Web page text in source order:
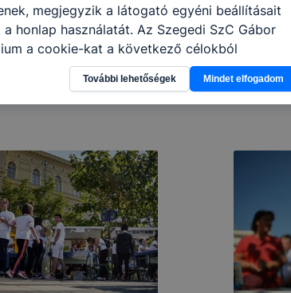
megjegyzik a látogató egyéni beállításait
honlap használatát. Az Szegedi SzC Gábor
a cookie-kat a következő célokból
kapcsolatban, hogyan használja Ön a
a honlap melyik részeit látogatja, vagy
hogyan biztosítsunk Önnek még jobb
a változtatását. A legtöbb
elfogadja a cookie-kat, de ezek
figyelmét, hogy mivel a cookie-k célja
folyamatainak megkönnyítése vagy lehetővé
vagy törlése által
nem lesznek képesek honlapunk funkcióinak
a tervezettől eltérően fog működni
További lehetőségek Mindet elfogadom